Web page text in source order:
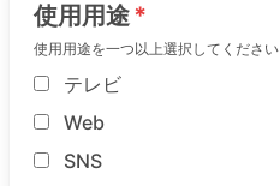
使用用途
使用用途を一つ以上選択してください
テレビ
Web
SNS